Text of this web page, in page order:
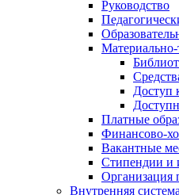
Руководство
Материально-
Доступ
Платные
Финансово-
Вакантные
Стипендии и
Организация
Внутренняя